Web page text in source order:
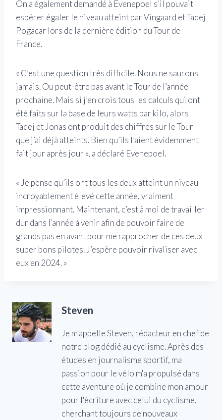
On a également demandé à Evenepoel s’il pouvait
espérer égaler le niveau atteint par Vingaard et Tadej
Pogacar lors de la dernière édition du Tour de
France.
« C’est une question très difficile. Nous ne saurons
jamais. Ou peut-être pas avant le Tour de l’année
prochaine. Mais si j’en crois tous les calculs qui ont
été faits sur la base de leurs watts par kilo, alors
Tadej et Jonas ont produit des chiffres sur le Tour
que j’ai déjà atteints. Bien qu’ils l’aient évidemment
fait jour après jour », a déclaré Evenepoel.
« Je pense qu’ils ont tous les deux atteint un niveau
incroyablement élevé cette année, vraiment
impressionnant. Maintenant, c’est à moi de travailler
dur dans l’année à venir afin de pouvoir faire de
grands pas en avant pour me rapprocher de ces deux
super bons pilotes. J’espère pouvoir rivaliser avec
eux en 2024. »
Steven
Je m'appelle Steven, rédacteur en chef de
notre blog dédié au cyclisme. Après des
études en journalisme sportif, ma
passion pour le vélo m'a propulsé dans
cette aventure où je combine mon amour
pour l'écriture avec celui du cyclisme,
cherchant toujours de nouveaux